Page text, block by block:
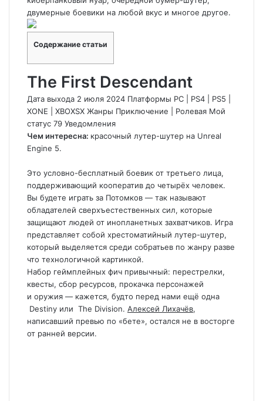
двумерные боевики на любой вкус и многое другое.
Содержание статьи
The First Descendant
Дата выхода 2 июля 2024 Платформы PC PS4 PS5
XONE
XBOXSX Жанры Приключение Ролевая Мой
статус 79 Уведомления
Чем интересна: красочный лутер-шутер на Unreal
Engine 5.
Это условно-бесплатный боевик от третьего лица,
поддерживающий кооператив до четырёх человек.
Вы будете играть за Потомков — так называют
обладателей сверхъестественных сил, которые
защищают людей от инопланетных захватчиков. Игра
представляет собой хрестоматийный лутер-шутер,
который выделяется среди собратьев по жанру разве
что технологичной картинкой.
Набор геймплейных фич привычный: перестрелки,
квесты, сбор ресурсов, прокачка персонажей
и оружия — кажется, будто перед нами ещё одна
Destiny или The Division. Алексей Лихачёв,
написавший превью по «бете», остался не в восторге
от ранней версии.